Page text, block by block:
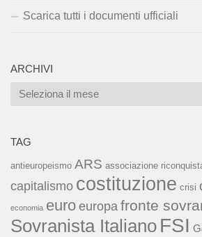
Scarica tutti i documenti ufficiali
ARCHIVI
Archivi
TAG
antieuropeismo ARS associazione
capitalismo costituzione crisi
economia euro europa fronte
Sovranista Italiano FSI